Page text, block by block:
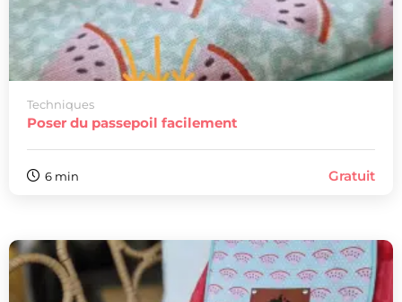
Techniques
Poser du passepoil facilement
6 min Gratuit